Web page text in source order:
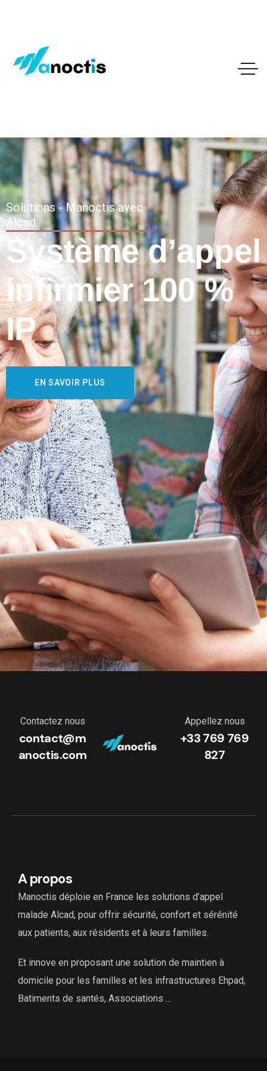
Solutions - Manoctis avec
Alcad
Système d’appel
infirmier 100 %
IP
EN SAVOIR PLUS
Contactez nous
contact@m
anoctis.com
Appellez nous
+33 769 769
827
A propos
Manoctis déploie en France les solutions d’appel
malade Alcad, pour offrir sécurité, confort et sérénité
aux patients, aux résidents et à leurs familles.
Et innove en proposant une solution de maintien à
domicile pour les familles et les infrastructures Ehpad,
Batiments de santés, Associations ...